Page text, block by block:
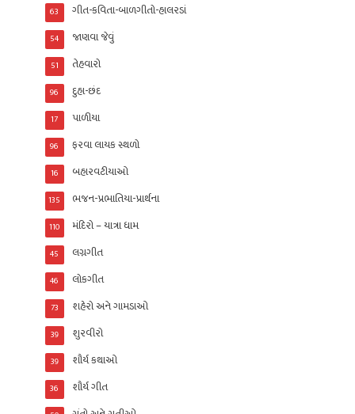
ગીત-કવિતા-બાળગીતો-હાલરડાં
63
જાણવા જેવું
54
તેહવારો
51
દુહા-છંદ
96
પાળીયા
17
ફરવા લાયક સ્થળો
96
બહારવટીયાઓ
16
ભજન-પ્રભાતિયા-પ્રાર્થના
135
મંદિરો – યાત્રા ધામ
110
લગ્નગીત
45
લોકગીત
46
શહેરો અને ગામડાઓ
73
શુરવીરો
39
શૌર્ય કથાઓ
39
શૌર્ય ગીત
36